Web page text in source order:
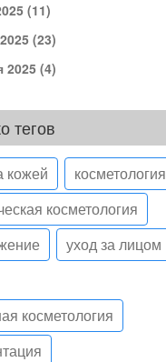
(11)
(23)
2025(4)
тегов
кожей
косметология
косметология
уход за лицом
косметология